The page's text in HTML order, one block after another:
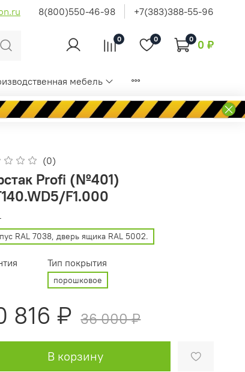
8(800)550-46-98 +7(383)388-55-96
0 0 0 0 ₽
мебель
(0)
Profi (№401)
F1.000
RAL 7038, дверь ящика RAL 5002.
Тип покрытия
порошковое
816 ₽ 36 000 ₽
В корзину